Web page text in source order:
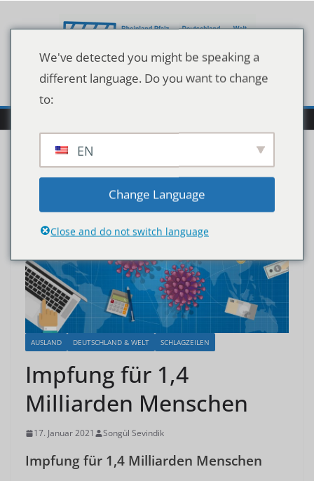
Inhalt
AUSLAND DEUTSCHLAND & WELT SCHLAGZEILEN
Impfung für 1,4
Milliarden Menschen
17. Januar 2021 Songül Sevindik
Impfung für 1,4 Milliarden Menschen
We've detected you might be speaking a
different language. Do you want to change
to:
EN
Change Language
Close and do not switch language